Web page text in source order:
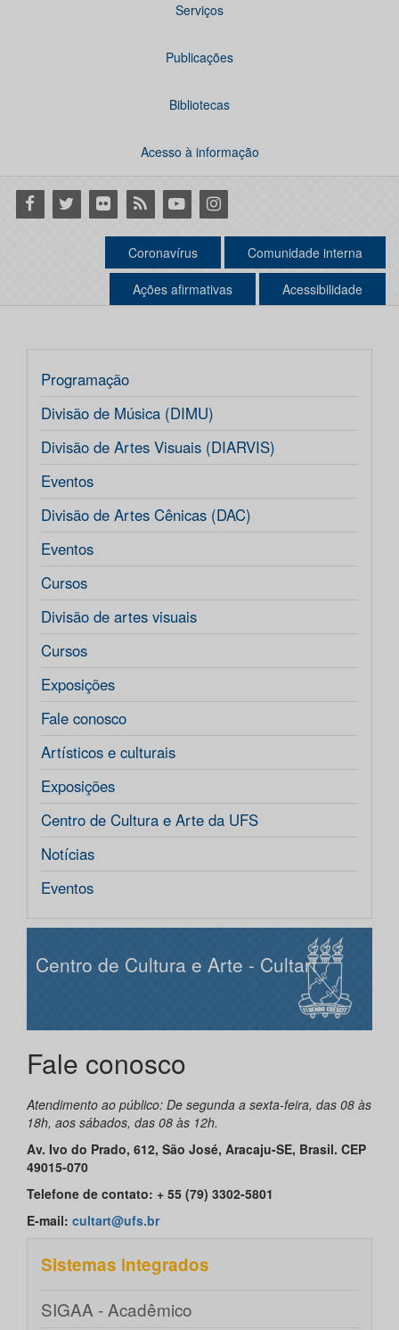
Serviços
Publicações
Bibliotecas
Acesso à informação
Facebook
Twitter Flickr RSS YoutubeInstagram
Coronavírus Comunidade interna
Ações afirmativas Acessibilidade
Programação
Divisão de Música (DIMU)
Divisão de Artes Visuais (DIARVIS)
Eventos
Divisão de Artes Cênicas (DAC)
Eventos
Cursos
Divisão de artes visuais
Cursos
Exposições
Fale conosco
Artísticos e culturais
Exposições
Centro de Cultura e Arte da UFS
Notícias
Eventos
Centro de Cultura e Arte - Cultart
Fale conosco
Atendimento ao público: De segunda a sexta-feira, das 08 às
18h, aos sábados, das 08 às 12h.
Av. Ivo do Prado, 612, São José, Aracaju-SE, Brasil. CEP
49015-070
Telefone de contato: + 55 (79) 3302-5801
E-mail: cultart@ufs.br
Sistemas integrados
SIGAA - Acadêmico